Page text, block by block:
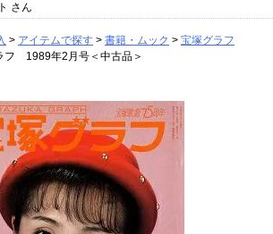
さん
アイテムで探す 書籍・ムック
宝塚グラフ
フ 1989年2月号＜中古品＞